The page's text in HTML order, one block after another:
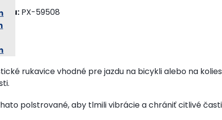
PX-59508
rukavice vhodné pre jazdu na bicykli alebo na
polstrované, aby tlmili vibrácie a chrániť citlivé